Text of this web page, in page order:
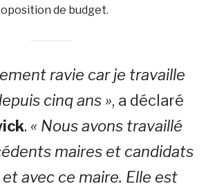
de budget.
ravie car je travaille
cinq ans », a déclaré
. « Nous avons travaillé
maires et candidats
avec ce maire. Elle est